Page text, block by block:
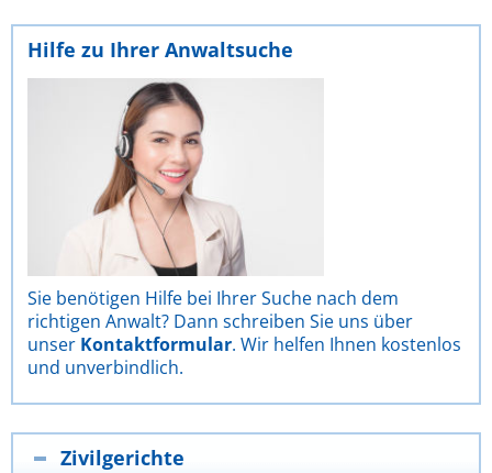
Hilfe zu Ihrer Anwaltsuche
Sie benötigen Hilfe bei Ihrer Suche nach dem
richtigen Anwalt? Dann schreiben Sie uns über
unser Kontaktformular. Wir helfen Ihnen kostenlos
und unverbindlich.
Zivilgerichte